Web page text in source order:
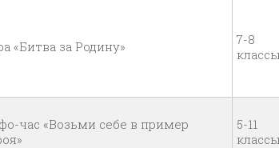
«Битва за Родину»
7-8
классы
час «Возьми себе в пример
5-11
классы